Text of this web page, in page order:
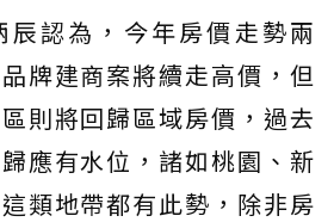
辰認為，今年房價走勢兩
牌建商案將續走高價，但
則將回歸區域房價，過去
應有水位，諸如桃園、新
類地帶都有此勢，除非房